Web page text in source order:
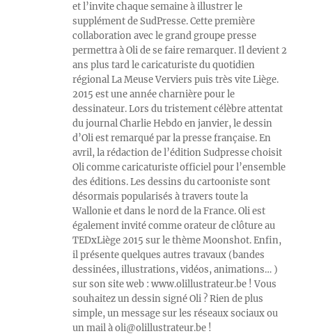
et l’invite chaque semaine à illustrer le
supplément de SudPresse. Cette première
collaboration avec le grand groupe presse
permettra à Oli de se faire remarquer. Il devient 2
ans plus tard le caricaturiste du quotidien
régional La Meuse Verviers puis très vite Liège.
2015 est une année charnière pour le
dessinateur. Lors du tristement célèbre attentat
du journal Charlie Hebdo en janvier, le dessin
d’Oli est remarqué par la presse française. En
avril, la rédaction de l’édition Sudpresse choisit
Oli comme caricaturiste officiel pour l’ensemble
des éditions. Les dessins du cartooniste sont
désormais popularisés à travers toute la
Wallonie et dans le nord de la France. Oli est
également invité comme orateur de clôture au
TEDxLiège 2015 sur le thème Moonshot. Enfin,
il présente quelques autres travaux (bandes
dessinées, illustrations, vidéos, animations… )
sur son site web : www.olillustrateur.be ! Vous
souhaitez un dessin signé Oli ? Rien de plus
simple, un message sur les réseaux sociaux ou
un mail à oli@olillustrateur.be !